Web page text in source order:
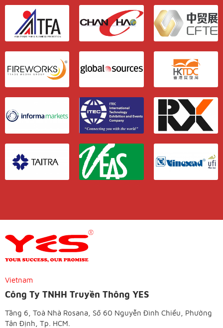
Vietnam
Công Ty TNHH Truyền Thông YES
Tầng 6, Toà Nhà Rosana, Số 60 Nguyễn Đình Chiểu, Phường
Tân Định, Tp. HCM.